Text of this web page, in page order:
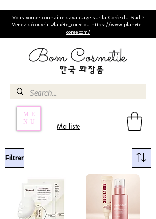
ME
NU
Ma liste
Vous voulez connaître davantage sur la Corée du Sud ?
Venez découvrir Planète_coree ou https://www.planete-
coree.com/
Filtrer